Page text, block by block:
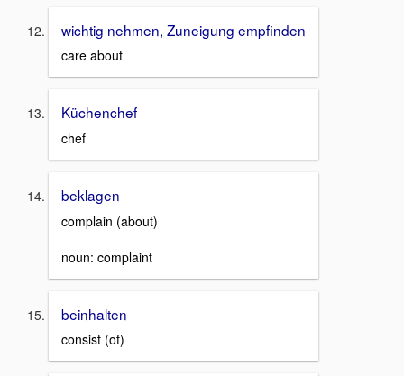
wichtig nehmen, Zuneigung empfinden
care about
Küchenchef
chef
beklagen
complain (about)
noun: complaint
beinhalten
consist (of)